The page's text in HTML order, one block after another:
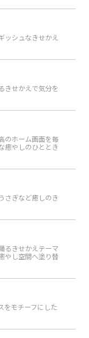
ッシュなきせかえ
きせかえで気分を
のホーム画面を毎
癒やしのひととき
さぎなど癒しのき
るきせかえテーマ
やし空間へ塗り替
をモチーフにした